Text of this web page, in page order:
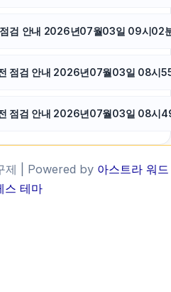
점검 안내 2026년07월03일 09시02
점검 안내 2026년07월03일 08시
점검 안내 2026년07월03일 08시
제 | Powered by 아스트라 워드
스 테마